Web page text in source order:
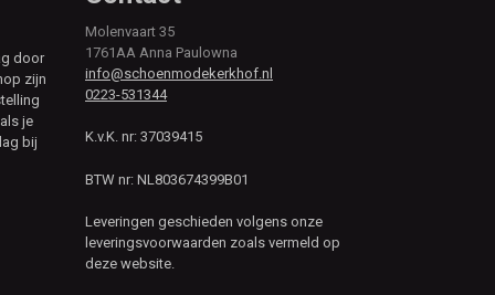
door
zijn
je
bij
Molenvaart 35
1761AA Anna Paulowna
info@schoenmodekerkhof.nl
0223-531344
K.v.K. nr: 37039415
BTW nr: NL803674399B01
Leveringen geschieden volgens onze
leveringsvoorwaarden zoals vermeld op
deze website.